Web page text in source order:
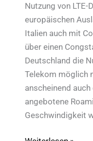
Nutzung von LTE-
europäischen
Italien auch mit
über einen
Deutschland die
Telekom möglich
anscheinend
angebotene
Geschwindigkeit